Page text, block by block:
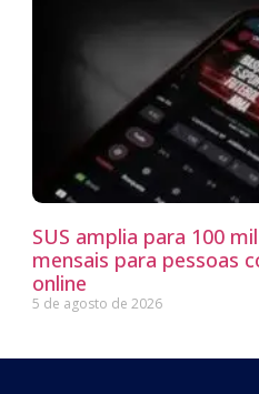
SUS amplia para 100
mensais para pessoas
online
5 de agosto de 2026